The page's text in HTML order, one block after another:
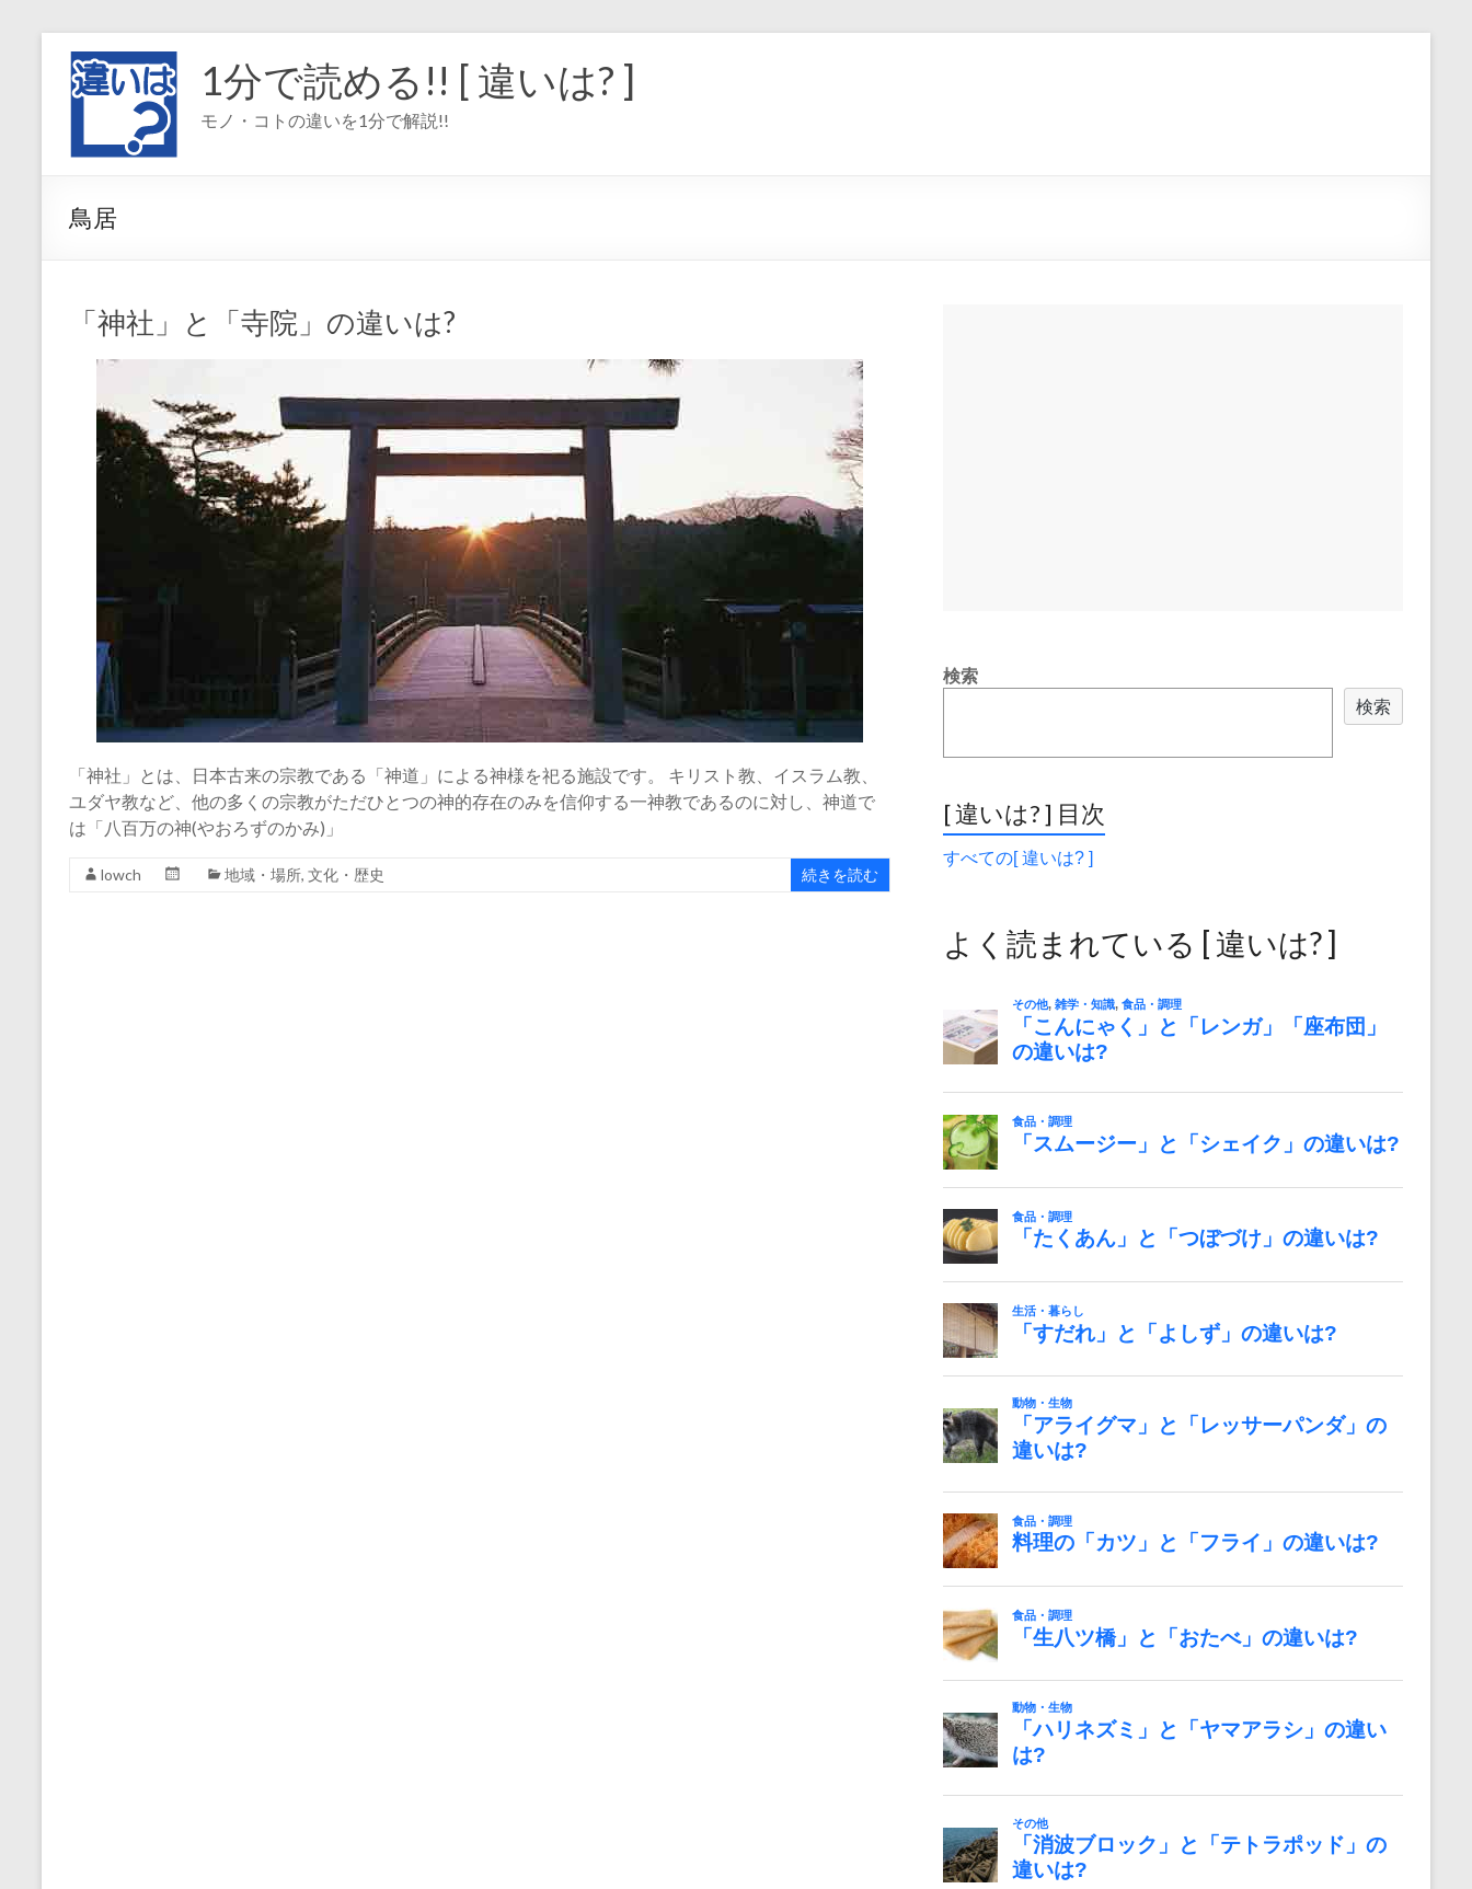
1分で読める!! [ 違いは? ]
モノ・コトの違いを1分で解説!!
鳥居
「神社」と「寺院」の違いは?
「神社」とは、日本古来の宗教である「神道」による神様を祀る施設です。 キリスト教、イスラム教、
ユダヤ教など、他の多くの宗教がただひとつの神的存在のみを信仰する一神教であるのに対し、神道で
は「八百万の神(やおろずのかみ)」
lowch 地域・場所, 文化・歴史 続きを読む
検索
検索
[ 違いは? ] 目次
すべての[ 違いは? ]
よく読まれている [ 違いは? ]